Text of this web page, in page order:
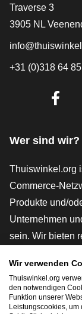
Traverse 3
3905 NL
+31 (0)318 64
Wer sind wir?
Thuiswinkel.org
Commerce-
Produkte und/
Unternehmen
sein. Wir bieten
rechtlichen
eine eigene
Wir verwenden
Thuiswinkel.org
den notwendigen
Funktion unserer
Leistungscookies,